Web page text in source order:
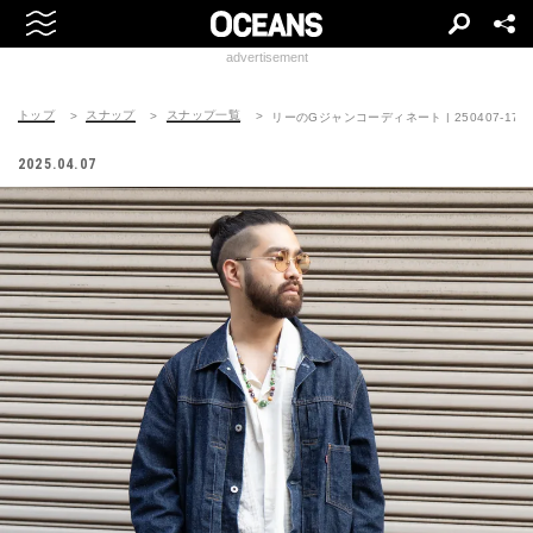
advertisement
トップ スナップ スナップ一覧 リーのGジャンコーディネート | 250407-
2025.04.07